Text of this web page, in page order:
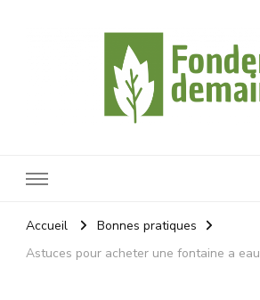
Accueil
Bonnes pratiques
Astuces pour acheter une fontaine a eau